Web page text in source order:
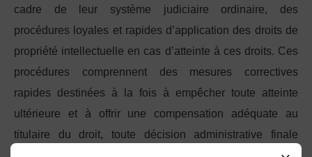
cadre de leur système judiciaire ordinaire, des
procédures loyales et rapides d’application des droits de
propriété intellectuelle en cas d’atteinte à ces droits. Ces
procédures comprennent des mesures correctives
rapides destinées à la fois à empêcher toute atteinte
ultérieure et à offrir une compensation adéquate au
titulaire du droit, toute décision administrative finale